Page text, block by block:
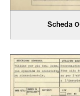
Scheda